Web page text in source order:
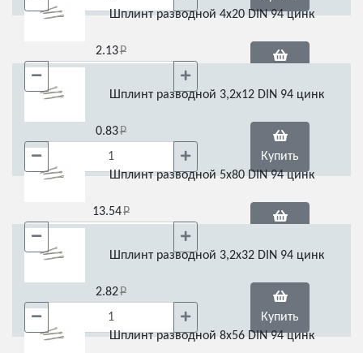
Шплинт разводной 4х20 DIN 94 цинк
2.13
Шплинт разводной 3,2х12 DIN 94 цинк
0.83
Купить
Шплинт разводной 5х80 DIN 94 цинк
13.54
Шплинт разводной 3,2х32 DIN 94 цинк
2.82
Купить
Шплинт разводной 8х56 DIN 94 цинк